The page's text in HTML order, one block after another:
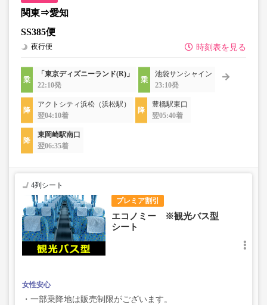
関東⇒愛知
SS385便
時刻表を見る
夜行便
「東京ディズニーランド(R)」
22:10発
池袋サンシャイン
23:10発
アクトシティ浜松（浜松駅）
翌04:10着
豊橋駅東口
翌05:40着
東岡崎駅南口
翌06:35着
プレミア割引
4列シート
エコノミー ※観光バス型
シート
女性安心
・一部乗降地は販売制限がございます。